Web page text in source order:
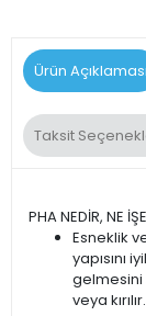
Ürün Açıklaması
Taksit
PHA NEDİR, NE
Esneklik
yapısını
gelmesini
veya kırılır.